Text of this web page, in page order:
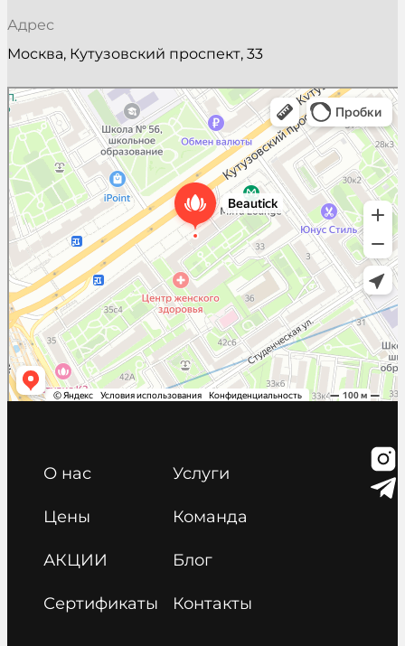
Адрес
Москва, Кутузовский проспект, 33
Beautick
Салон красоты в Москве
Косметология в Москве
О нас Услуги
Цены Команда
АКЦИИ Блог
Сертификаты Контакты